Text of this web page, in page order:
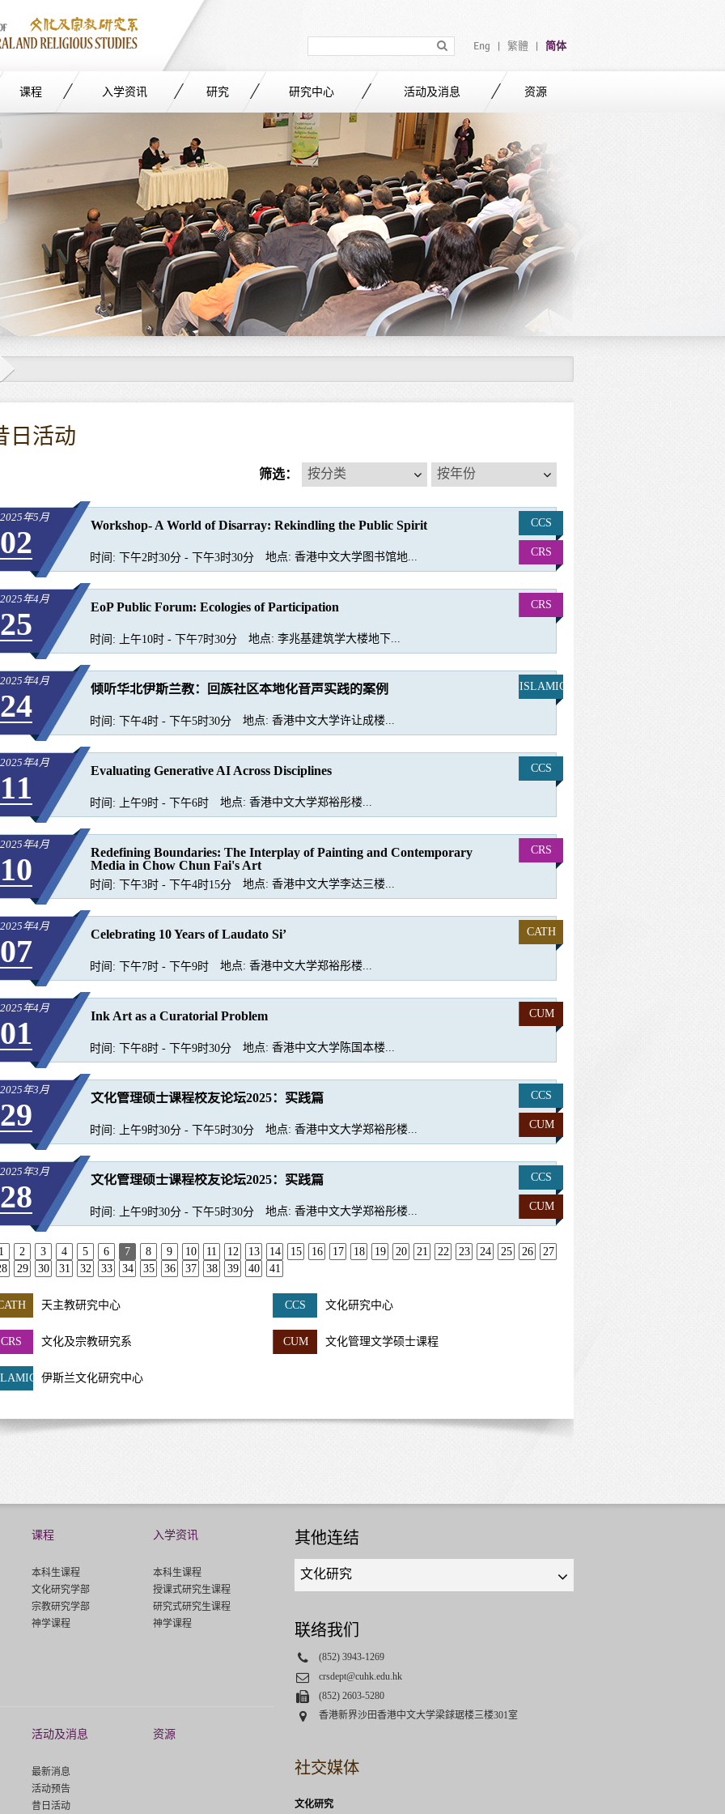
in
Eng 繁體 简体
课程 入学资讯 研究 研究中心 活动及消息 资源
日活动
筛选：
按
类
按分类
按
份
按年份
2025年5月
02 Workshop- A World of Disarray: Rekindling the Public Spirit
时间: 下午2时30分 - 下午3时30分 地点: 香港中文大学图书馆地...
CCS
CRS
2025年4月
25 EoP Public Forum: Ecologies of Participation
时间: 上午10时 - 下午7时30分 地点: 李兆基建筑学大楼地下...
CRS
2025年4月
24 倾听华北伊斯兰教：回族社区本地化音声实践的案例
时间: 下午4时 - 下午5时30分 地点: 香港中文大学许让成楼...
ISLAMIC
2025年4月
11 Evaluating Generative AI Across Disciplines
时间: 上午9时 - 下午6时 地点: 香港中文大学郑裕彤楼...
CCS
2025年4月
10
Redefining Boundaries: The Interplay of Painting and Contemporary
Media in Chow Chun Fai's Art
时间: 下午3时 - 下午4时15分 地点: 香港中文大学李达三楼...
CRS
2025年4月
07 Celebrating 10 Years of Laudato Si’
时间: 下午7时 - 下午9时 地点: 香港中文大学郑裕彤楼...
CATH
2025年4月
01 Ink Art as a Curatorial Problem
时间: 下午8时 - 下午9时30分 地点: 香港中文大学陈国本楼...
CUM
2025年3月
29 文化管理硕士课程校友论坛2025：实践篇
时间: 上午9时30分 - 下午5时30分 地点: 香港中文大学郑裕彤楼...
CCS
CUM
2025年3月
28 文化管理硕士课程校友论坛2025：实践篇
时间: 上午9时30分 - 下午5时30分 地点: 香港中文大学郑裕彤楼...
CCS
CUM
2 3 4 5 6 7 8 9 10 11 12 13 14 15 16 17 18 19 20 21 22 23 24 25 26
27
29 30 31 32 33 34 35 36 37 38 39 40 41
天主教研究中心 CCS 文化研究中心
CRS 文化及宗教研究系 CUM 文化管理文学硕士课程
伊斯兰文化研究中心
课程
本科生课程
文化研究学部
宗教研究学部
神学课程
入学资讯
本科生课程
授课式研究生课程
研究式研究生课程
神学课程
活动及消息
最新消息
活动预告
昔日活动
资源
其他连结
Quick
links
select
文化研究
联络我们
Phone
(852) 3943-1269
Email
crsdept@cuhk.edu.hk
Fax(852) 2603-5280
Address
香港新界沙田香港中文大学梁銶琚楼三楼301室
社交媒体
文化研究